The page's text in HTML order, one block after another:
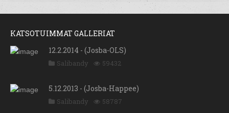
KATSOTUIMMAT GALLERIAT
12.2.2014 - (Josba-OLS)
Salibandy 59432
5.12.2013 - (Josba-Happee)
Salibandy 58787